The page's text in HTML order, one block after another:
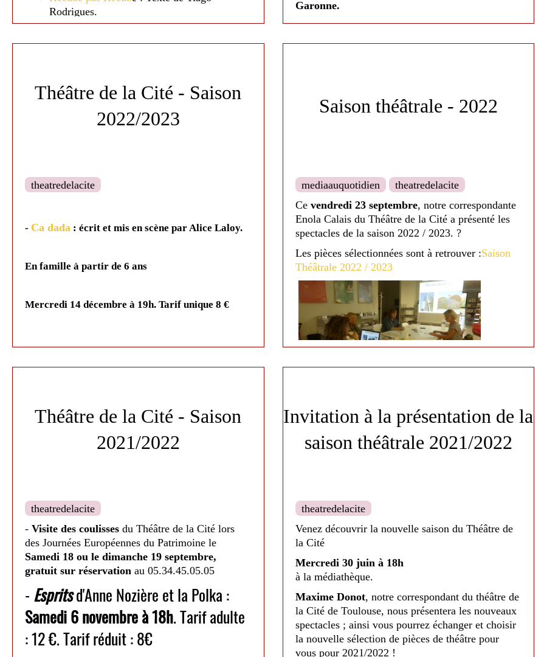
Rodrigues.
Dimanche 8 décembre à 17h. Tarif : 13 €
Samedi 22 mars à 18h.Tarif : 13 €
; 9€ pour les moins de 12 ans
Garonne.
Richard III: Texte de William Shakespeare.
Samedi 11 novembre à 15h30.
Samedi 9 décembre à 18h30.
Théâtre de la Cité - Saison
2022/2023
theatredelacite
- Ca dada : écrit et mis en scène par Alice Laloy.
En famille à partir de 6 ans
Mercredi 14 décembre à 19h. Tarif unique 8 €
Galin Stoev
- Homo Sapiens: Théâtre, clown et danse mis en
scène de Caroline Obin. En famille à partir de 12
ans.
Vendredi 3 février à 20h30. Tarifs : adulte 12€
Saison théâtrale - 2022
mediaauquotidien
theatredelacite
Ce vendredi 23 septembre, notre correspondante
Enola Calais du Théâtre de la Cité a présenté les
spectacles de la saison 2022 / 2023. ?
Les pièces sélectionnées sont à retrouver :Saison
Théâtrale2022 / 2023
Médiathèque de Nailloux - 2022
Théâtre de la Cité - Saison
2021/2022
theatredelacite
- Visite des coulisses du Théâtre de la Cité lors
des Journées Européennes du Patrimoine le
Samedi 18 ou le dimanche 19 septembre,
gratuit sur réservation au 05.34.45.05.05
- Espritsd'Anne Nozière et la Polka :
Samedi 6 novembre à 18h. Tarif adulte
: 12 €. Tarif réduit : 8€
Invitation à la présentation de la
saison théâtrale 2021/2022
theatredelacite
Venez découvrir la nouvelle saison du Théâtre de
la Cité
Mercredi 30 juin à 18h
à la médiathèque.
Maxime Donot, notre correspondant du théâtre de
la Cité de Toulouse, nous présentera les nouveaux
spectacles ; ainsi vous pourrez échanger et choisir
la nouvelle sélection de pièces de théâtre pour
vous pour 2021/2022 !